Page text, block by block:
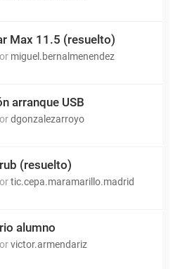
Max 11.5 (resuelto)
miguel.bernalmenendez
arranque USB
dgonzalezarroyo
(resuelto)
tic.cepa.maramarillo.madrid
alumno
victor.armendariz